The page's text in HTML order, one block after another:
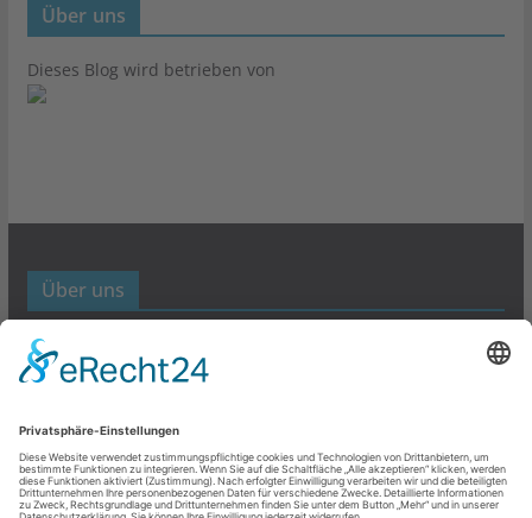
Über uns
Dieses Blog wird betrieben von
Über uns
Werbund- und Marketing Blog
Links
Datenschutz
Impressum